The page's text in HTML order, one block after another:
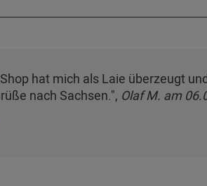
hat mich als Laie überzeugt
nach Sachsen.", Olaf M. am